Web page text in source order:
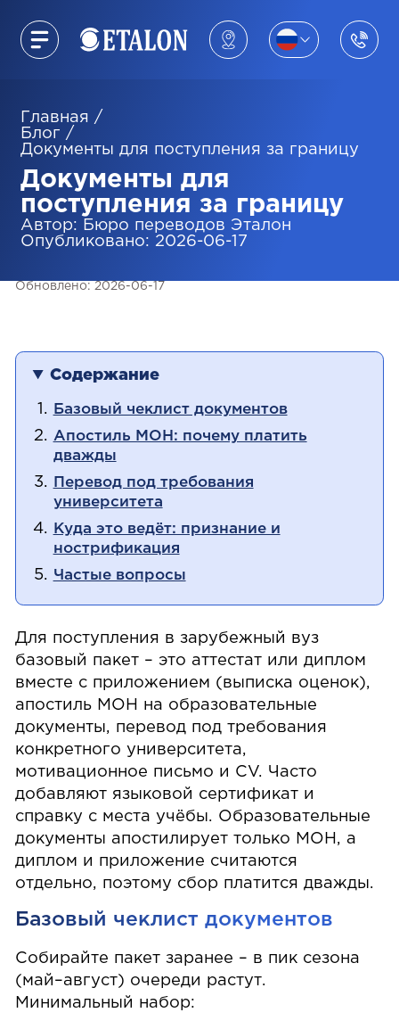
Главная /
Блог /
Документы для поступления за границу
Документы для
поступления за границу
Автор:
Бюро переводов Эталон
Опубликовано: 2026-06-17
Обновлено: 2026-06-17
Содержание
Базовый чеклист документов
Апостиль МОН: почему платить
дважды
Перевод под требования
университета
Куда это ведёт: признание и
нострификация
Частые вопросы
Для поступления в зарубежный вуз
базовый пакет – это аттестат или диплом
вместе с приложением (выписка оценок),
апостиль МОН на образовательные
документы, перевод под требования
конкретного университета,
мотивационное письмо и CV. Часто
добавляют языковой сертификат и
справку с места учёбы. Образовательные
документы апостилирует только МОН, а
диплом и приложение считаются
отдельно, поэтому сбор платится дважды.
Базовый чеклист документов
Собирайте пакет заранее – в пик сезона
(май–август) очереди растут.
Минимальный набор: